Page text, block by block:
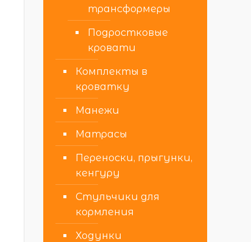
трансформеры
Подростковые
кровати
Комплекты в
кроватку
Манежи
Матрасы
Переноски, прыгунки,
кенгуру
Стульчики для
кормления
Ходунки